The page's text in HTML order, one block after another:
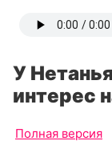
У
интерес
Полная версия